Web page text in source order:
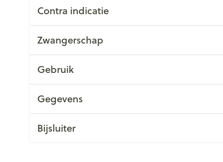
Contra indicatie
Zwangerschap
Gebruik
Gegevens
Bijsluiter